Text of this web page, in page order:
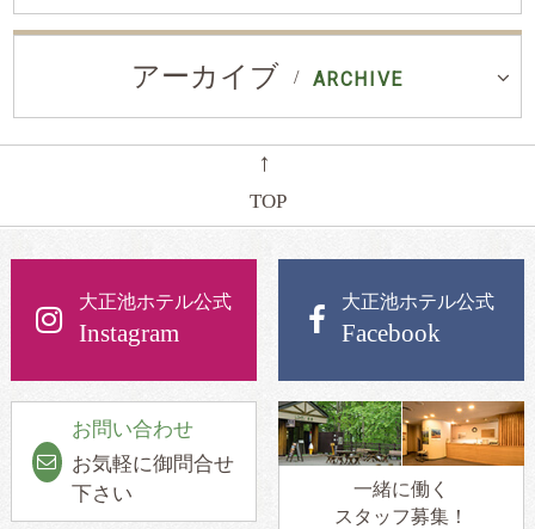
アーカイブ ARCHIVE
←
TOP
大正池ホテル公式
Instagram
大正池ホテル公式
Facebook
お問い合わせ
お気軽に御問合せ
下さい
一緒に働く
スタッフ募集！